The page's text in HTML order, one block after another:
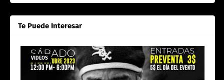
Te Puede Interesar
VIDEOS